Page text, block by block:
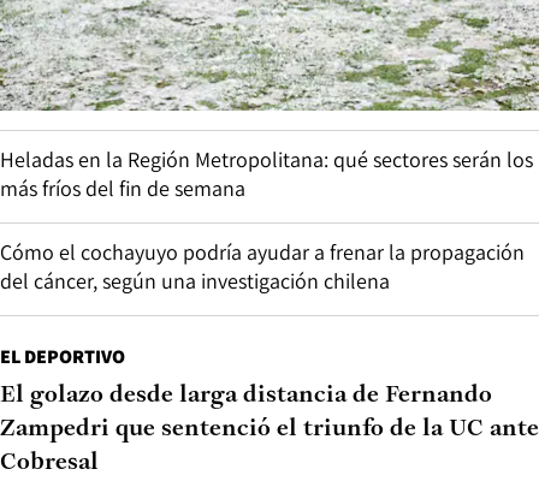
Heladas en la Región Metropolitana: qué sectores serán los
más fríos del fin de semana
Cómo el cochayuyo podría ayudar a frenar la propagación
del cáncer, según una investigación chilena
EL DEPORTIVO
El golazo desde larga distancia de Fernando
Zampedri que sentenció el triunfo de la UC ante
Cobresal